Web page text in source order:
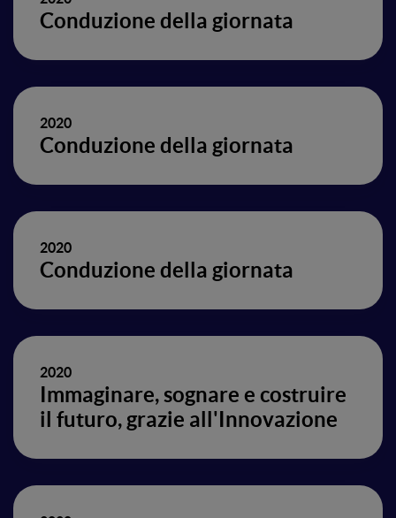
Conduzione della giornata
2020
Conduzione della giornata
2020
Conduzione della giornata
2020
Immaginare, sognare e costruire
il futuro, grazie all'Innovazione